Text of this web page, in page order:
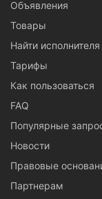
Объявления
Товары
Найти исполнителя
Тарифы
Как пользоваться
FAQ
Популярные
Новости
Правовые
Партнерам